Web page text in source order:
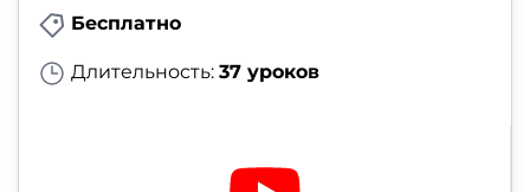
Бесплатно
Длительность: 37 уроков